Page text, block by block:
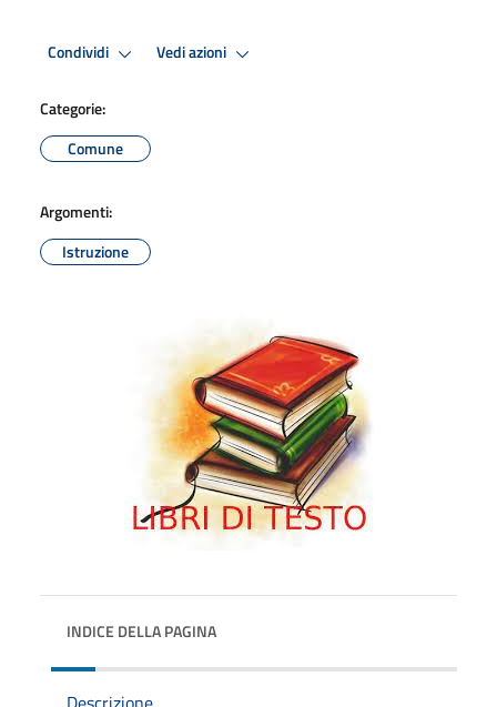
Condividi Vedi azioni
Categorie:
Comune
Argomenti:
Istruzione
INDICE DELLA PAGINA